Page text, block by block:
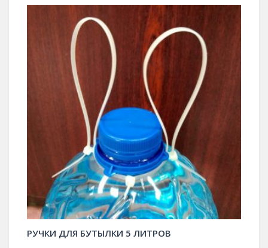
РУЧКИ ДЛЯ БУТЫЛКИ 5 ЛИТРОВ